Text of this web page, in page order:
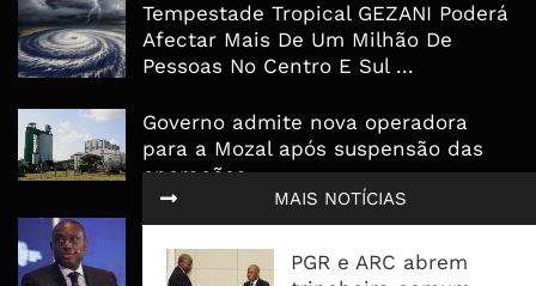
MAIS NOTÍCIAS
PGR e ARC abrem
Tempestade Tropical GEZANI Poderá
Afectar Mais De Um Milhão De
Pessoas No Centro E Sul ...
Governo admite nova operadora
para a Mozal após suspensão das
operações
CEO do Standard Bank pede ao
Governo que “saia do caminho” e